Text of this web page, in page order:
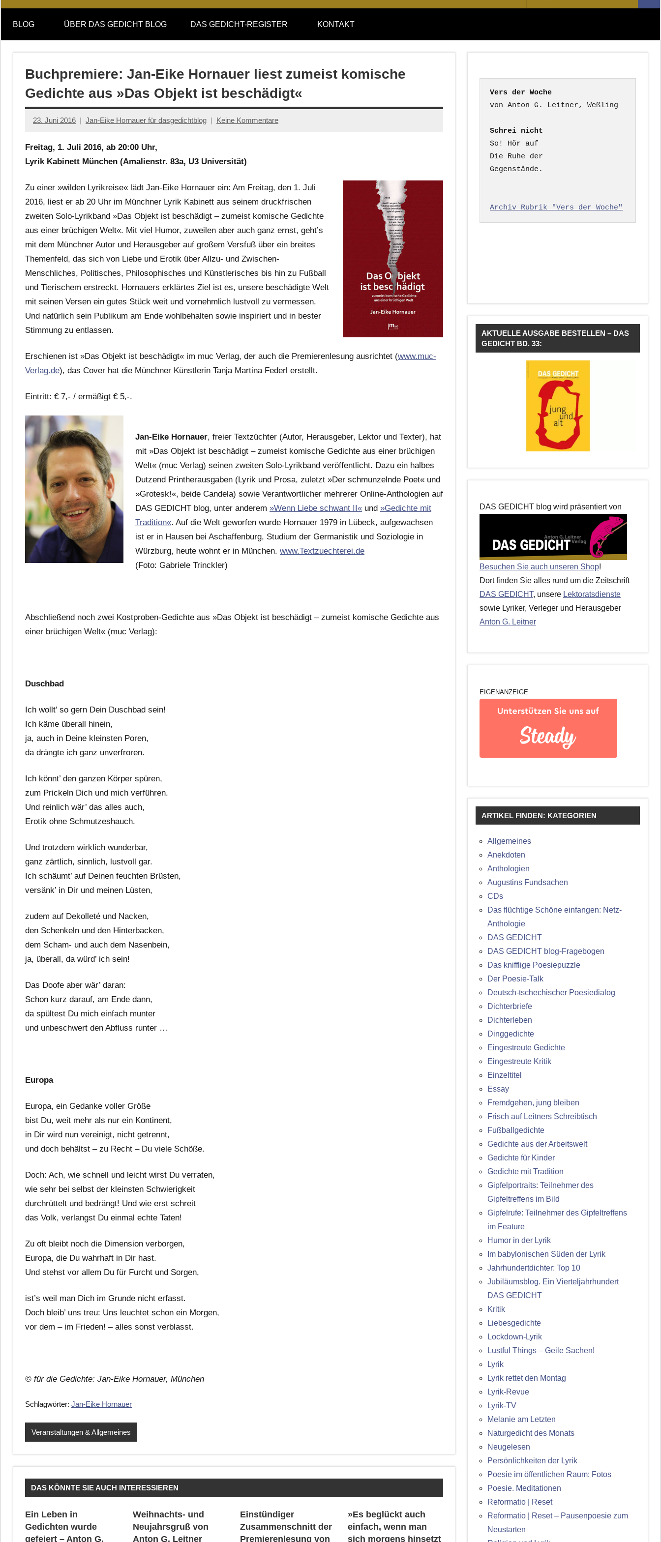
DAS
GEDICHT
blog
DAS
GEDICHT.
Zeitschrift
nach:
BLOG ÜBER DAS GEDICHT BLOG DAS GEDICHT-REGISTER KONTAKT
Buchpremiere: Jan-Eike Hornauer liest zumeist komische
Gedichte aus »Das Objekt ist beschädigt«
23. Juni 2016 Jan-Eike Hornauer für dasgedichtblog Keine Kommentare
Freitag, 1. Juli 2016, ab 20:00 Uhr,
Lyrik Kabinett München (Amalienstr. 83a, U3 Universität)
Zu einer »wilden Lyrikreise« lädt Jan-Eike Hornauer ein: Am Freitag, den 1. Juli
2016, liest er ab 20 Uhr im Münchner Lyrik Kabinett aus seinem druckfrischen
zweiten Solo-Lyrikband »Das Objekt ist beschädigt – zumeist komische Gedichte
aus einer brüchigen Welt«. Mit viel Humor, zuweilen aber auch ganz ernst, geht’s
mit dem Münchner Autor und Herausgeber auf großem Versfuß über ein breites
Themenfeld, das sich von Liebe und Erotik über Allzu- und Zwischen-
Menschliches, Politisches, Philosophisches und Künstlerisches bis hin zu Fußball
und Tierischem erstreckt. Hornauers erklärtes Ziel ist es, unsere beschädigte Welt
mit seinen Versen ein gutes Stück weit und vornehmlich lustvoll zu vermessen.
Und natürlich sein Publikum am Ende wohlbehalten sowie inspiriert und in bester
Stimmung zu entlassen.
Erschienen ist »Das Objekt ist beschädigt« im muc Verlag, der auch die Premierenlesung ausrichtet (www.muc-
Verlag.de), das Cover hat die Münchner Künstlerin Tanja Martina Federl erstellt.
Eintritt: € 7,- / ermäßigt € 5,-.
Jan-Eike Hornauer, freier Textzüchter (Autor, Herausgeber, Lektor und Texter), hat
mit »Das Objekt ist beschädigt – zumeist komische Gedichte aus einer brüchigen
Welt« (muc Verlag) seinen zweiten Solo-Lyrikband veröffentlicht. Dazu ein halbes
Dutzend Printherausgaben (Lyrik und Prosa, zuletzt »Der schmunzelnde Poet« und
»Grotesk!«, beide Candela) sowie Verantwortlicher mehrerer Online-Anthologien auf
DAS GEDICHT blog, unter anderem »Wenn Liebe schwant II« und »Gedichte mit
Tradition«. Auf die Welt geworfen wurde Hornauer 1979 in Lübeck, aufgewachsen
ist er in Hausen bei Aschaffenburg, Studium der Germanistik und Soziologie in
Würzburg, heute wohnt er in München. www.Textzuechterei.de
(Foto: Gabriele Trinckler)
Abschließend noch zwei Kostproben-Gedichte aus »Das Objekt ist beschädigt – zumeist komische Gedichte aus
einer brüchigen Welt« (muc Verlag):
Duschbad
Ich wollt’ so gern Dein Duschbad sein!
Ich käme überall hinein,
ja, auch in Deine kleinsten Poren,
da drängte ich ganz unverfroren.
Ich könnt’ den ganzen Körper spüren,
zum Prickeln Dich und mich verführen.
Und reinlich wär’ das alles auch,
Erotik ohne Schmutzeshauch.
Und trotzdem wirklich wunderbar,
ganz zärtlich, sinnlich, lustvoll gar.
Ich schäumt’ auf Deinen feuchten Brüsten,
versänk’ in Dir und meinen Lüsten,
zudem auf Dekolleté und Nacken,
den Schenkeln und den Hinterbacken,
dem Scham- und auch dem Nasenbein,
ja, überall, da würd’ ich sein!
Das Doofe aber wär’ daran:
Schon kurz darauf, am Ende dann,
da spültest Du mich einfach munter
und unbeschwert den Abfluss runter …
Europa
Europa, ein Gedanke voller Größe
bist Du, weit mehr als nur ein Kontinent,
in Dir wird nun vereinigt, nicht getrennt,
und doch behältst – zu Recht – Du viele Schöße.
Doch: Ach, wie schnell und leicht wirst Du verraten,
wie sehr bei selbst der kleinsten Schwierigkeit
durchrüttelt und bedrängt! Und wie erst schreit
das Volk, verlangst Du einmal echte Taten!
Zu oft bleibt noch die Dimension verborgen,
Europa, die Du wahrhaft in Dir hast.
Und stehst vor allem Du für Furcht und Sorgen,
ist’s weil man Dich im Grunde nicht erfasst.
Doch bleib’ uns treu: Uns leuchtet schon ein Morgen,
vor dem – im Frieden! – alles sonst verblasst.
© für die Gedichte: Jan-Eike Hornauer, München
Schlagwörter: Jan-Eike Hornauer
Veranstaltungen & Allgemeines
DAS KÖNNTE SIE AUCH INTERESSIEREN
Ein Leben in
Gedichten wurde
gefeiert – Anton G.
Weihnachts- und
Neujahrsgruß von
Anton G. Leitner
Einstündiger
Zusammenschnitt der
Premierenlesung von
»Es beglückt auch
einfach, wenn man
sich morgens hinsetzt
Vers der Woche
Schrei nicht
So! Hör auf
Die Ruhe der
Gegenstände.
Archiv Rubrik "Vers der Woche"
AKTUELLE AUSGABE BESTELLEN – DAS
GEDICHT BD. 33:
DAS GEDICHT blog wird präsentiert von
Besuchen Sie auch unseren Shop!
Dort finden Sie alles rund um die Zeitschrift
DAS GEDICHT, unsere Lektoratsdienste
sowie Lyriker, Verleger und Herausgeber
Anton G. Leitner
EIGENANZEIGE
ARTIKEL FINDEN: KATEGORIEN
Allgemeines
Anekdoten
Anthologien
Augustins Fundsachen
CDs
Das flüchtige Schöne einfangen: Netz-
Anthologie
DAS GEDICHT
DAS GEDICHT blog-Fragebogen
Das knifflige Poesiepuzzle
Der Poesie-Talk
Deutsch-tschechischer Poesiedialog
Dichterbriefe
Dichterleben
Dinggedichte
Eingestreute Gedichte
Eingestreute Kritik
Einzeltitel
Essay
Fremdgehen, jung bleiben
Frisch auf Leitners Schreibtisch
Fußballgedichte
Gedichte aus der Arbeitswelt
Gedichte für Kinder
Gedichte mit Tradition
Gipfelportraits: Teilnehmer des
Gipfeltreffens im Bild
Gipfelrufe: Teilnehmer des Gipfeltreffens
im Feature
Humor in der Lyrik
Im babylonischen Süden der Lyrik
Jahrhundertdichter: Top 10
Jubiläumsblog. Ein Vierteljahrhundert
DAS GEDICHT
Kritik
Liebesgedichte
Lockdown-Lyrik
Lustful Things – Geile Sachen!
Lyrik
Lyrik rettet den Montag
Lyrik-Revue
Lyrik-TV
Melanie am Letzten
Naturgedicht des Monats
Neugelesen
Persönlichkeiten der Lyrik
Poesie im öffentlichen Raum: Fotos
Poesie. Meditationen
Reformatio | Reset
Reformatio | Reset – Pausenpoesie zum
Neustarten